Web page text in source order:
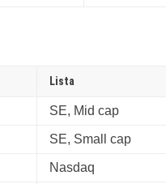
Lista
SE, Mid cap
SE, Small cap
Nasdaq